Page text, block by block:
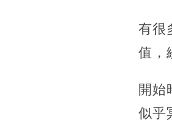
有很
值，
開始
似乎